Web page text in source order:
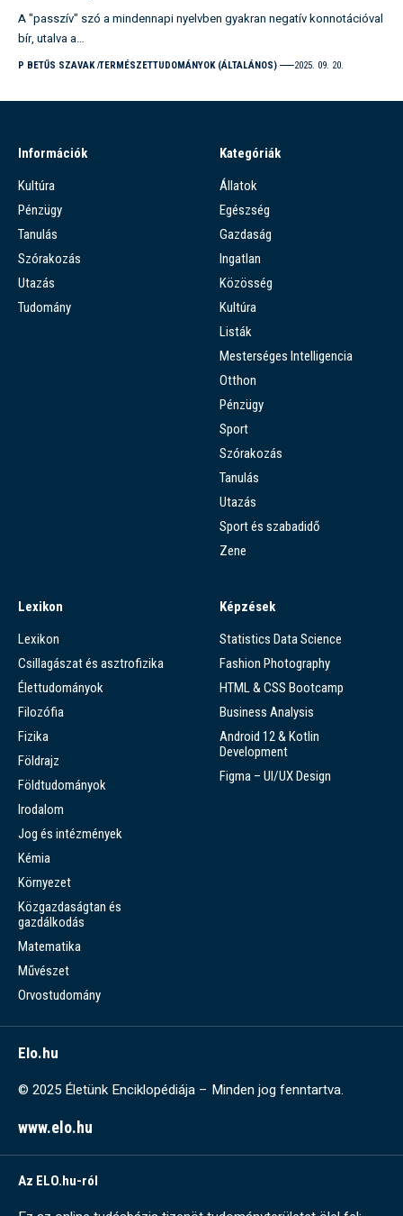
A "passzív" szó a mindennapi nyelvben gyakran negatív konnotációval
bír, utalva a…
P BETŰS SZAVAK TERMÉSZETTUDOMÁNYOK (ÁLTALÁNOS) 2025. 09. 20.
Információk
Kultúra
Pénzügy
Tanulás
Szórakozás
Utazás
Tudomány
Kategóriák
Állatok
Egészség
Gazdaság
Ingatlan
Közösség
Kultúra
Listák
Mesterséges Intelligencia
Otthon
Pénzügy
Sport
Szórakozás
Tanulás
Utazás
Sport és szabadidő
Zene
Lexikon
Lexikon
Csillagászat és asztrofizika
Élettudományok
Filozófia
Fizika
Földrajz
Földtudományok
Irodalom
Jog és intézmények
Kémia
Környezet
Közgazdaságtan és
gazdálkodás
Matematika
Művészet
Orvostudomány
Képzések
Statistics Data Science
Fashion Photography
HTML & CSS Bootcamp
Business Analysis
Android 12 & Kotlin
Development
Figma – UI/UX Design
Elo.hu
© 2025 Életünk Enciklopédiája – Minden jog fenntartva.
www.elo.hu
Az ELO.hu-ról